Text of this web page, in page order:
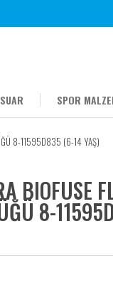
SPOR
8-11595D835 (6-14 YAŞ)
BIOFUSE
8-